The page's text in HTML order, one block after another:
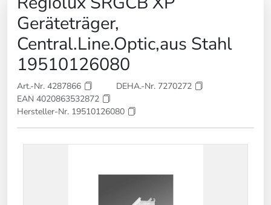
Geräteträger,
Central.Line.Optic,aus Stahl
19510126080
Art.-Nr. 4287866
DEHA.-Nr. 7270272
EAN 4020863532872
Hersteller-Nr. 19510126080